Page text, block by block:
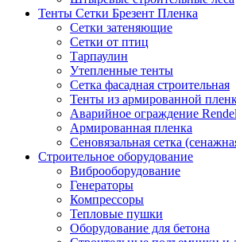
Тенты Сетки Брезент Пленка
Сетки затеняющие
Сетки от птиц
Тарпаулин
Утепленные тенты
Сетка фасадная строительная
Тенты из армированной
Аварийное ограждение
Армированная пленка
Сеновязальная сетка
Строительное оборудование
Виброоборудование
Генераторы
Компрессоры
Тепловые пушки
Оборудование для бетона